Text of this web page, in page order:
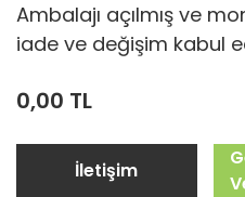
Ambalajı açılmış ve
iade ve değişim kabul
0,00 TL
İletişim